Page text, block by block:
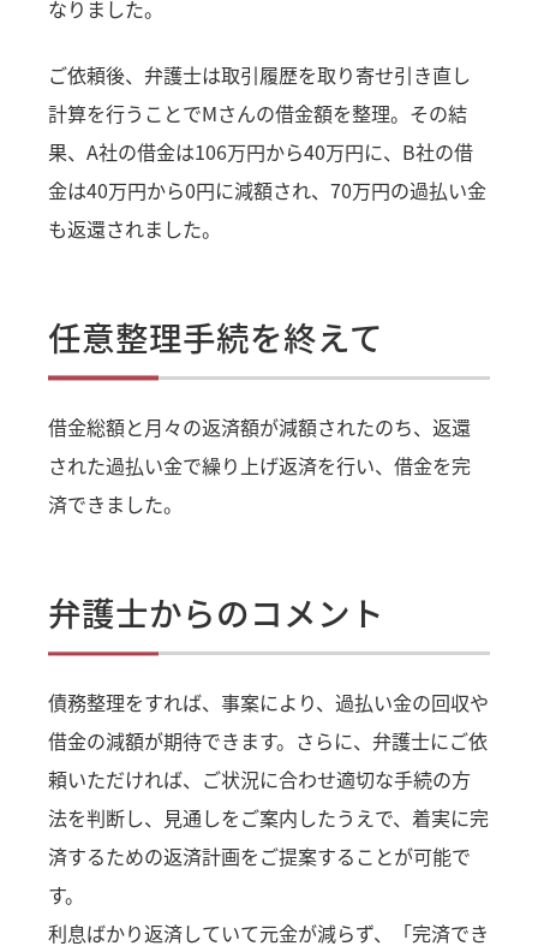
なりました。
ご依頼後、弁護士は取引履歴を取り寄せ引き直し
計算を行うことでMさんの借金額を整理。その結
果、A社の借金は106万円から40万円に、B社の借
金は40万円から0円に減額され、70万円の過払い金
も返還されました。
任意整理手続を終えて
借金総額と月々の返済額が減額されたのち、返還
された過払い金で繰り上げ返済を行い、借金を完
済できました。
弁護士からのコメント
債務整理をすれば、事案により、過払い金の回収や
借金の減額が期待できます。さらに、弁護士にご依
頼いただければ、ご状況に合わせ適切な手続の方
法を判断し、見通しをご案内したうえで、着実に完
済するための返済計画をご提案することが可能で
す。
利息ばかり返済していて元金が減らず、「完済でき